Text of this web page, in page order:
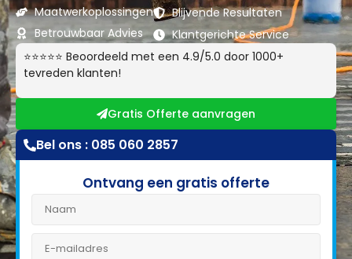
Maatwerkoplossingen
Betrouwbaar Advies
Blijvende Resultaten
Klantgerichte Service
⭐⭐⭐⭐⭐ Beoordeeld met een 4.9/5.0 door 1000+
tevreden klanten!
Gratis Offerte aanvragen
Bel ons : 085 060 2857
Ontvang een gratis offerte